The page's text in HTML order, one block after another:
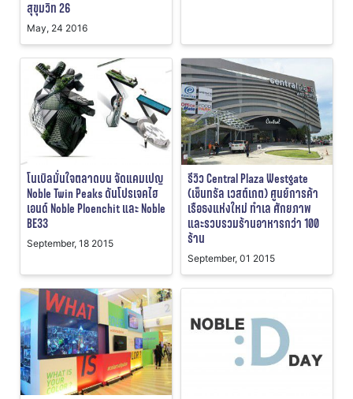
สุขุมวิท 26
May, 24 2016
โนเบิลมั่นใจตลาดบน จัดแคมเปญ
Noble Twin Peaks ดันโปรเจคไฮ
เอนด์ Noble Ploenchit และ Noble
BE33
September, 18 2015
รีวิว Central Plaza Westgate
(เซ็นทรัล เวสต์เกต) ศูนย์การค้า
เรือธงแห่งใหม่ ทำเล ศักยภาพ
และรวบรวมร้านอาหารกว่า 100
ร้าน
September, 01 2015